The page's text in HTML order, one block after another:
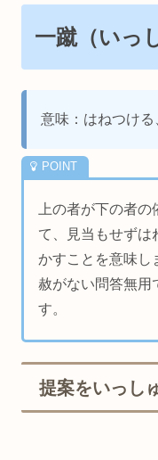
一蹴（いっ
意味：はねつける
上の者が下の者
て、見当もせずは
かすことを意味し
赦がない問答無用
す。
提案をいっし